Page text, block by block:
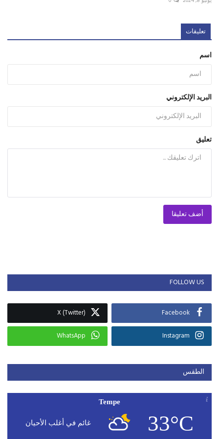
تعليقات
اسم
البريد الإلكتروني
تعليق
أضف تعليقا
FOLLOW US
Facebook
X (Twitter)
Instagram
WhatsApp
الطقس
Tempe
33°C غائم في أغلب الأحيان